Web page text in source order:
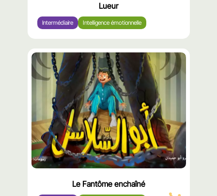
Lueur
Intermédiaire Intelligence émotionnelle
محتوى
مميّز
Le Fantôme enchaîné